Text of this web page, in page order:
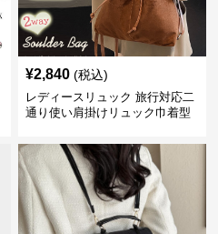
¥2,840 (税込)
レディースリュック 旅行対応二
通り使い肩掛けリュック巾着型